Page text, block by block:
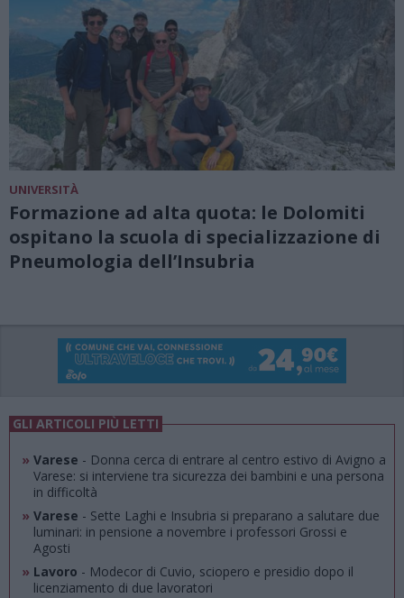
UNIVERSITÀ
Formazione ad alta quota: le Dolomiti
ospitano la scuola di specializzazione di
Pneumologia dell’Insubria
GLI ARTICOLI PIÙ LETTI
» Varese - Donna cerca di entrare al centro estivo di Avigno a
Varese: si interviene tra sicurezza dei bambini e una persona
in difficoltà
» Varese - Sette Laghi e Insubria si preparano a salutare due
luminari: in pensione a novembre i professori Grossi e
Agosti
» Lavoro - Modecor di Cuvio, sciopero e presidio dopo il
licenziamento di due lavoratori